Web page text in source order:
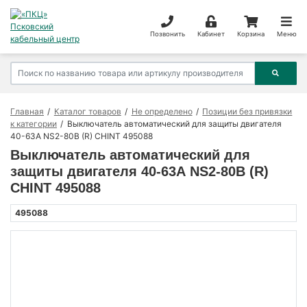
Позвонить Кабинет Корзина Меню
Главная Каталог товаров Не определено
Позиции без привязки
к категории
Выключатель автоматический для защиты двигателя
40-63А NS2-80B (R) CHINT 495088
Выключатель автоматический для
защиты двигателя 40-63А NS2-80B (R)
CHINT 495088
495088